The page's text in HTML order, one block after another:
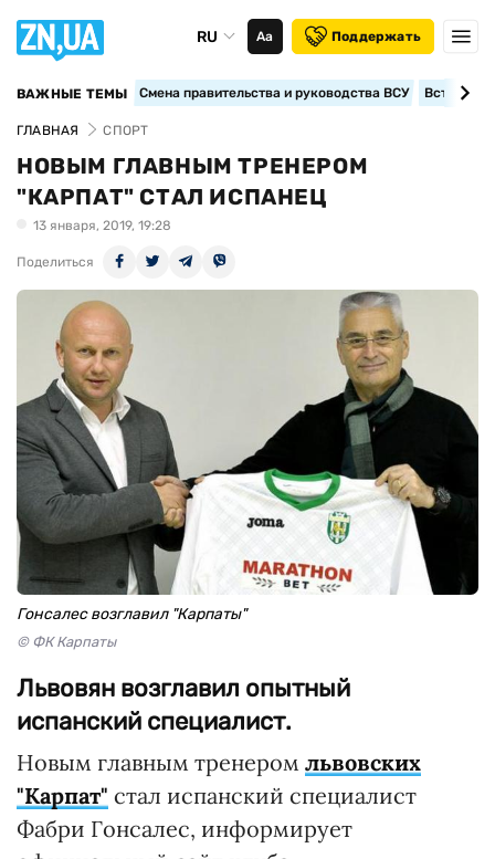
RU Аа Поддержать
ВАЖНЫЕ ТЕМЫ Смена правительства и руководства ВСУ
ГЛАВНАЯ СПОРТ
НОВЫМ ГЛАВНЫМ ТРЕНЕРОМ
"КАРПАТ" СТАЛ ИСПАНЕЦ
13 января, 2019, 19:28
Поделиться
Гонсалес возглавил "Карпаты"
© ФК Карпаты
Львовян возглавил опытный
испанский специалист.
Новым главным тренером львовских
"Карпат" стал испанский специалист
Фабри Гонсалес, информирует